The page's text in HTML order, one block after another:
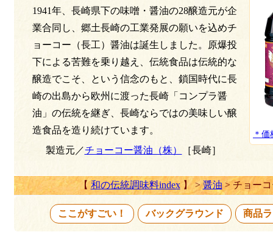
＊
1941年、長崎県下の味噌・醤油の28醸造元が企
業合同し、郷土長崎の工業発展の願いを込めチ
ョーコー（長工）醤油は誕生しました。原爆投
下による苦難を乗り越え、伝統食品は伝統的な
醸造でこそ、という信念のもと、鎖国時代に長
崎の出島から欧州に渡った長崎「コンプラ醤
油」の伝統を継ぎ、長崎ならではの美味しい醸
造食品を造り続けています。
製造元／チョーコー醤油（株） ［長崎］
【 和の伝統調味料index】 >醤油 > チョー
ここがすごい！ バックグラウンド 商品